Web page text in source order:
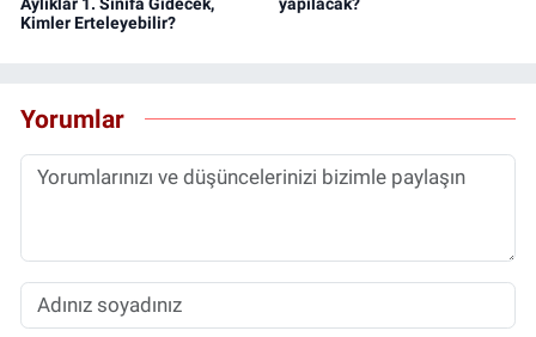
Aylıklar 1. Sınıfa Gidecek,
Kimler Erteleyebilir?
yapılacak?
Yorumlar